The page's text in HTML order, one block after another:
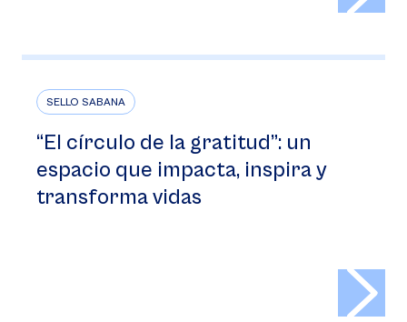
SELLO SABANA
“El círculo de la gratitud”: un
espacio que impacta, inspira y
transforma vidas